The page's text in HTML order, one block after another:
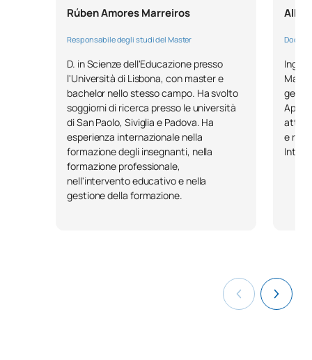
Rúben Amores Marreiros
Responsabile degli studi del Master
D. in Scienze dell'Educazione presso
l'Università di Lisbona, con master e
bachelor nello stesso campo. Ha svolto
soggiorni di ricerca presso le università
di San Paolo, Siviglia e Padova. Ha
esperienza internazionale nella
formazione degli insegnanti, nella
formazione professionale,
nell'intervento educativo e nella
gestione della formazione.
e